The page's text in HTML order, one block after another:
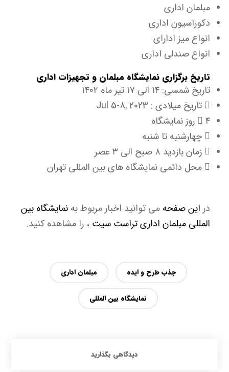
مبلمان اداری
دکوراسیون اداری
انواع میز ادارای
انواع صندلی اداری
تاریخ برگزاری نمایشگاه مبلمان و تجهیزات اداری
تاریخ شمسی: ۱۴ الی ۱۷ تیر ماه ۱۴۰۲
تاریخ میلادی : 2023 ,Jul 5-8
۴ روز نمایشگاه
چهارشنبه تا شنبه
زمان بازدید ۸ صبح الی ۳ عصر
محل دائمی نمایشگاه های بین المللی تهران
در این صفحه می توانید اخبار مربوط بهنمایشگاه بین
المللی مبلمان اداری تراست سیت ، را مشاهده کنید.
جذب طرح و ایده مبلمان اداری
نمایشگاه بین المللی
دیدگاهی بگذارید